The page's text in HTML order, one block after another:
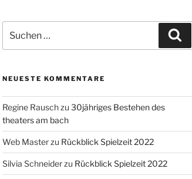
nach:
NEUESTE KOMMENTARE
Regine Rauschzu 30jähriges Bestehen des
theaters am bach
Web Masterzu Rückblick Spielzeit 2022
Silvia Schneiderzu Rückblick Spielzeit 2022